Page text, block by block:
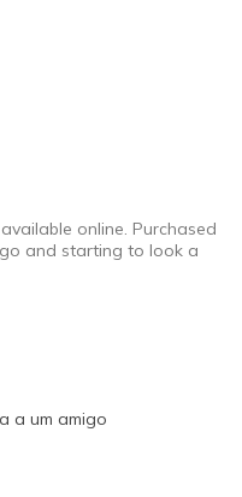
online. Purchased
and starting to look a
a um amigo